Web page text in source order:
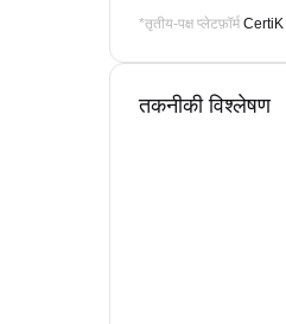
*तृतीय-पक्ष प्लेटफ़ॉर्म CertiK
तकनीकी विश्लेषण